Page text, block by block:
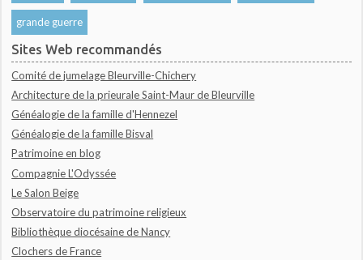
grande guerre
Sites Web recommandés
Comité de jumelage Bleurville-Chichery
Architecture de la prieurale Saint-Maur de Bleurville
Généalogie de la famille d'Hennezel
Généalogie de la famille Bisval
Patrimoine en blog
Compagnie L'Odyssée
Le Salon Beige
Observatoire du patrimoine religieux
Bibliothèque diocésaine de Nancy
Clochers de France